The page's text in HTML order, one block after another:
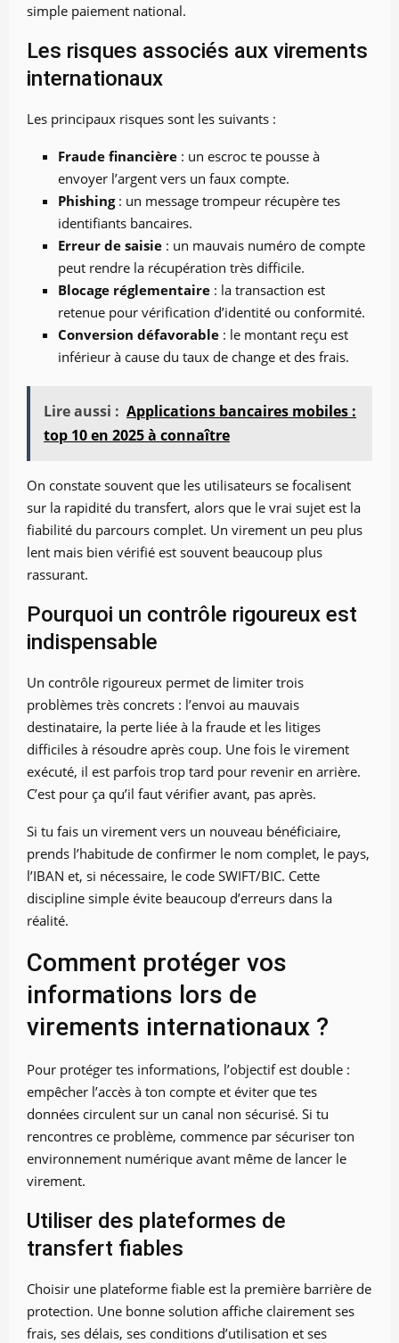
simple paiement national.
Les risques associés aux virements
internationaux
Les principaux risques sont les suivants :
Fraude financière : un escroc te pousse à
envoyer l’argent vers un faux compte.
Phishing: un message trompeur récupère tes
identifiants bancaires.
Erreur de saisie : un mauvais numéro de compte
peut rendre la récupération très difficile.
Blocage réglementaire : la transaction est
retenue pour vérification d’identité ou conformité.
Conversion défavorable : le montant reçu est
inférieur à cause du taux de change et des frais.
Lire aussi : Applications bancaires mobiles :
top 10 en 2025 à connaître
On constate souvent que les utilisateurs se focalisent
sur la rapidité du transfert, alors que le vrai sujet est la
fiabilité du parcours complet. Un virement un peu plus
lent mais bien vérifié est souvent beaucoup plus
rassurant.
Pourquoi un contrôle rigoureux est
indispensable
Un contrôle rigoureux permet de limiter trois
problèmes très concrets : l’envoi au mauvais
destinataire, la perte liée à la fraude et les litiges
difficiles à résoudre après coup. Une fois le virement
exécuté, il est parfois trop tard pour revenir en arrière.
C’est pour ça qu’il faut vérifier avant, pas après.
Si tu fais un virement vers un nouveau bénéficiaire,
prends l’habitude de confirmer le nom complet, le pays,
l’IBAN et, si nécessaire, le code SWIFT/BIC. Cette
discipline simple évite beaucoup d’erreurs dans la
réalité.
Comment protéger vos
informations lors de
virements internationaux ?
Pour protéger tes informations, l’objectif est double :
empêcher l’accès à ton compte et éviter que tes
données circulent sur un canal non sécurisé. Si tu
rencontres ce problème, commence par sécuriser ton
environnement numérique avant même de lancer le
virement.
Utiliser des plateformes de
transfert fiables
Choisir une plateforme fiable est la première barrière de
protection. Une bonne solution affiche clairement ses
frais, ses délais, ses conditions d’utilisation et ses